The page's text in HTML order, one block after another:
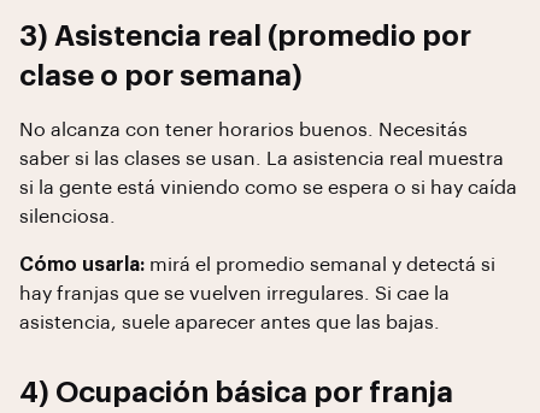
3) Asistencia real (promedio por
clase o por semana)
No alcanza con tener horarios buenos. Necesitás
saber si las clases se usan. La asistencia real muestra
si la gente está viniendo como se espera o si hay caída
silenciosa.
Cómo usarla: mirá el promedio semanal y detectá si
hay franjas que se vuelven irregulares. Si cae la
asistencia, suele aparecer antes que las bajas.
4) Ocupación básica por franja